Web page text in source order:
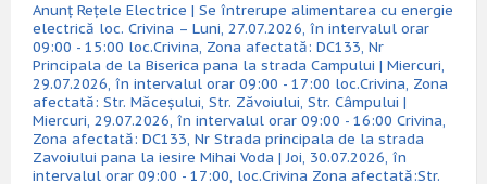
Anunț Rețele Electrice | Se întrerupe alimentarea cu energie
electrică loc. Crivina – Luni, 27.07.2026, în intervalul orar
09:00 - 15:00 loc.Crivina, Zona afectată: DC133, Nr
Principala de la Biserica pana la strada Campului | Miercuri,
29.07.2026, în intervalul orar 09:00 - 17:00 loc.Crivina, Zona
afectată: Str. Măceșului, Str. Zăvoiului, Str. Câmpului |
Miercuri, 29.07.2026, în intervalul orar 09:00 - 16:00 Crivina,
Zona afectată: DC133, Nr Strada principala de la strada
Zavoiului pana la iesire Mihai Voda | Joi, 30.07.2026, în
intervalul orar 09:00 - 17:00, loc.Crivina Zona afectată:Str.